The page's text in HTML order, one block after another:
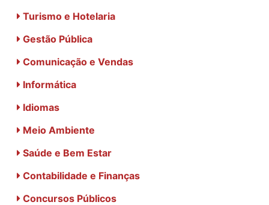
Turismo e Hotelaria
Gestão Pública
Comunicação e Vendas
Informática
Idiomas
Meio Ambiente
Saúde e Bem Estar
Contabilidade e Finanças
Concursos Públicos